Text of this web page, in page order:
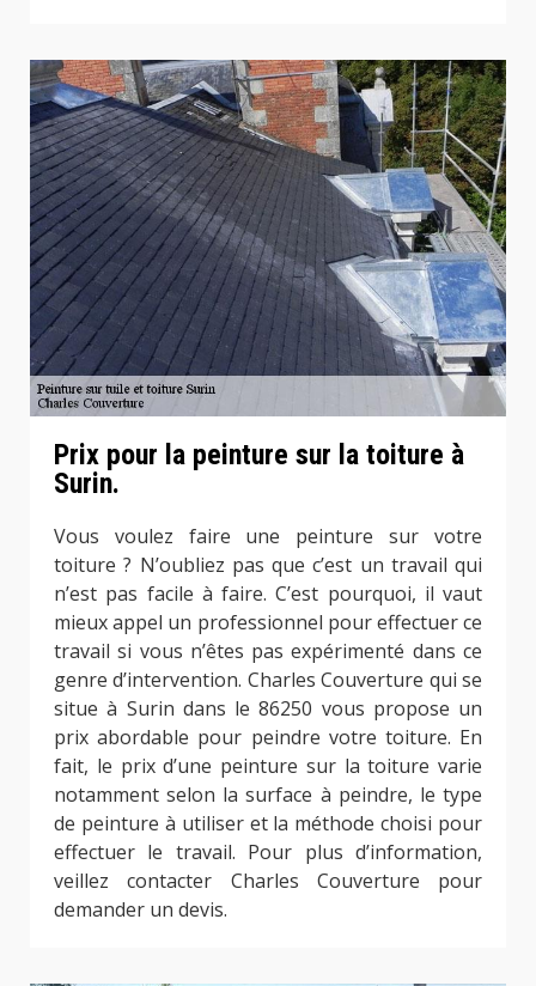
Prix pour la peinture sur la toiture à
Surin.
Vous voulez faire une peinture sur votre
toiture ? N’oubliez pas que c’est un travail qui
n’est pas facile à faire. C’est pourquoi, il vaut
mieux appel un professionnel pour effectuer ce
travail si vous n’êtes pas expérimenté dans ce
genre d’intervention. Charles Couverture qui se
situe à Surin dans le 86250 vous propose un
prix abordable pour peindre votre toiture. En
fait, le prix d’une peinture sur la toiture varie
notamment selon la surface à peindre, le type
de peinture à utiliser et la méthode choisi pour
effectuer le travail. Pour plus d’information,
veillez contacter Charles Couverture pour
demander un devis.